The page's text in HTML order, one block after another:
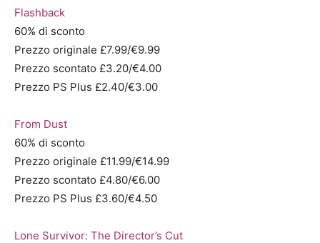
Flashback
60% di sconto
Prezzo originale £7.99/€9.99
Prezzo scontato £3.20/€4.00
Prezzo PS Plus £2.40/€3.00
From Dust
60% di sconto
Prezzo originale £11.99/€14.99
Prezzo scontato £4.80/€6.00
Prezzo PS Plus £3.60/€4.50
Lone Survivor: The Director’s Cut